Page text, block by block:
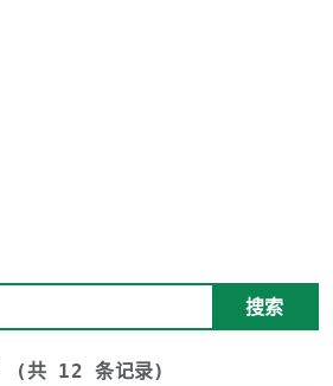
搜索
(共 12 条记录)